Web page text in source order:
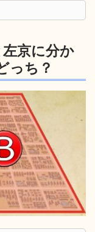
京に分か
っち？